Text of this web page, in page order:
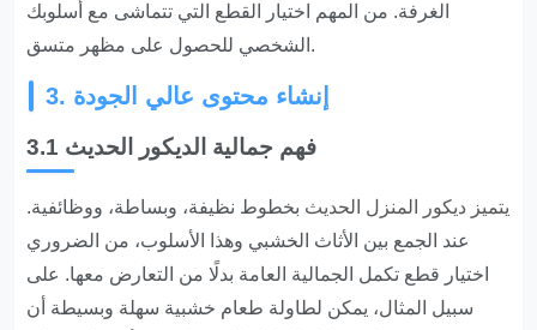
الغرفة. من المهم اختيار القطع التي تتماشى مع أسلوبك
الشخصي للحصول على مظهر متسق.
3. إنشاء محتوى عالي الجودة
3.1 فهم جمالية الديكور الحديث
يتميز ديكور المنزل الحديث بخطوط نظيفة، وبساطة، ووظائفية.
عند الجمع بين الأثاث الخشبي وهذا الأسلوب، من الضروري
اختيار قطع تكمل الجمالية العامة بدلًا من التعارض معها. على
سبيل المثال، يمكن لطاولة طعام خشبية سهلة وبسيطة أن